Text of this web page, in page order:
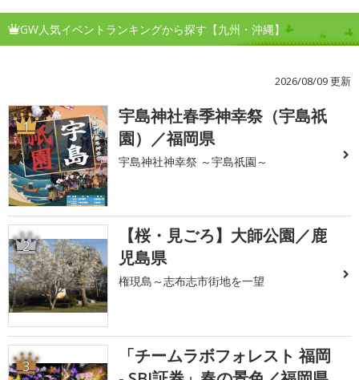
GW人気イベントランキングから探す【九州・沖縄】
2026/08/09 更新
1
宇島神社春季神幸祭（宇島祇
園）／福岡県
宇島神社神幸祭 ～宇島祇園～
2
【桜・見ごろ】大師公園／鹿
児島県
権現島～志布志市街地を一望
3
「チームラボフォレスト 福岡